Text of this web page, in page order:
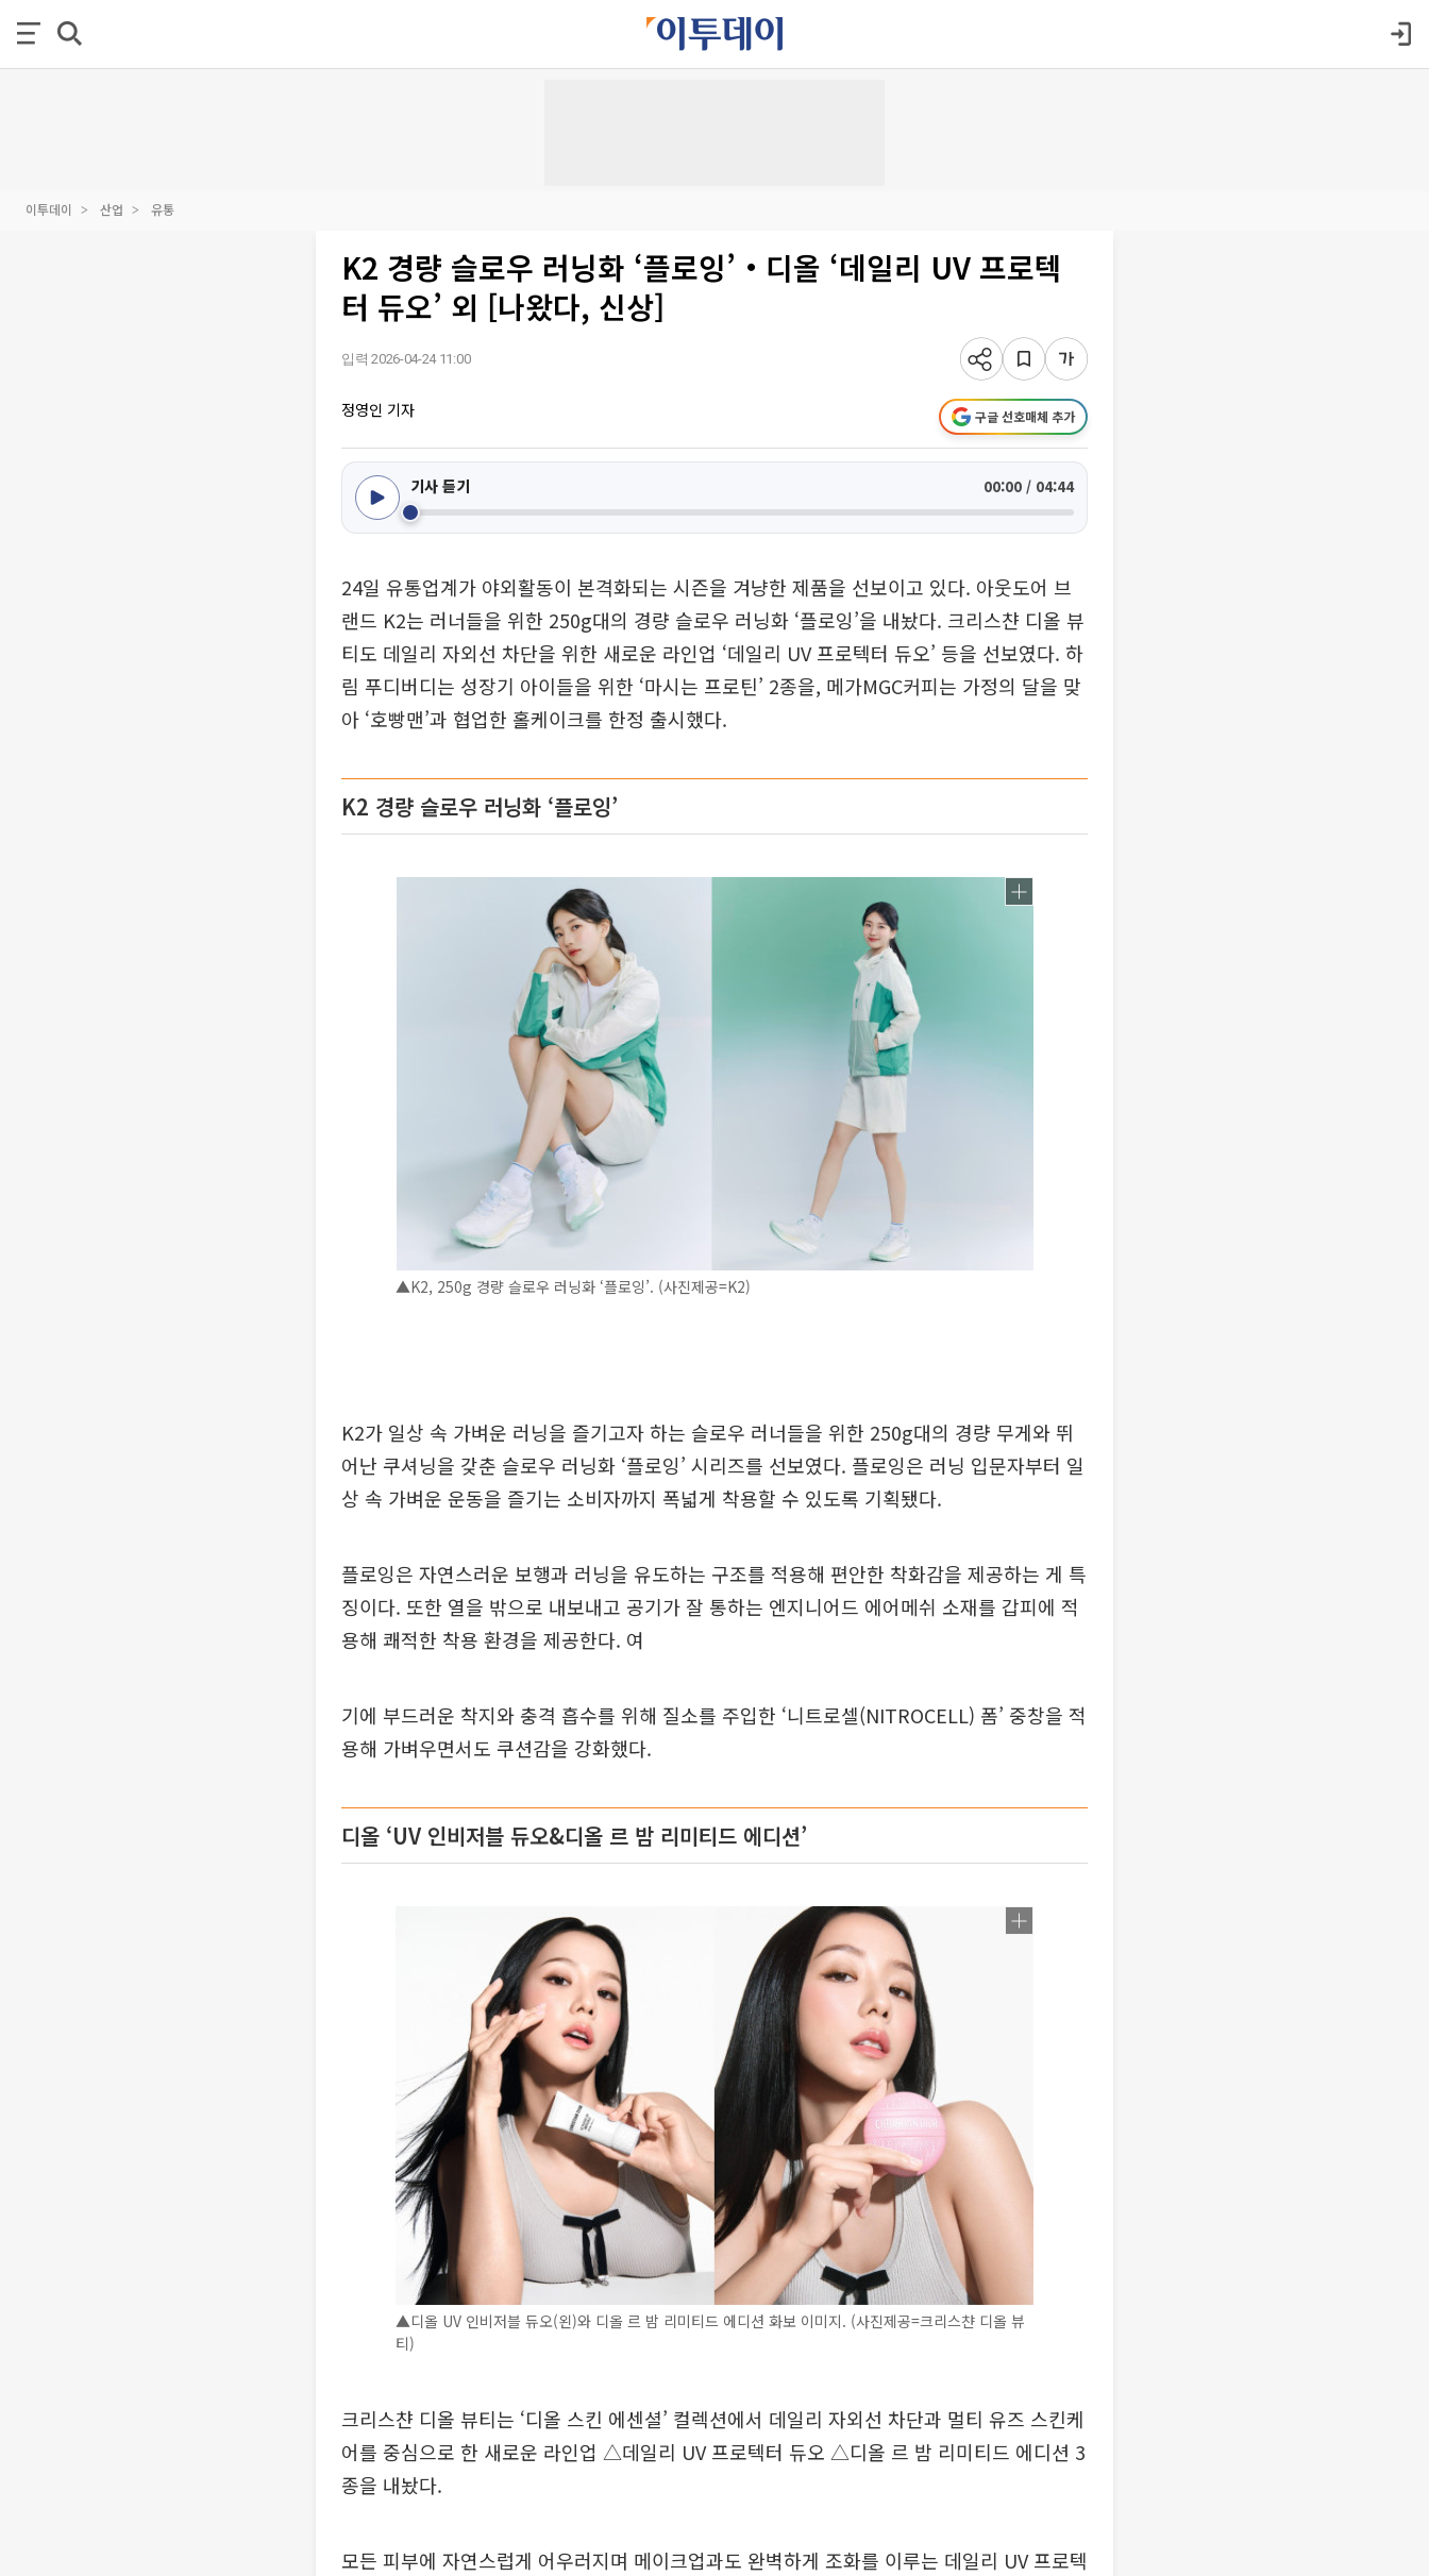
이투데이 산업 유통
K2 경량 슬로우 러닝화 ‘플로잉’‧디올 ‘데일리 UV 프로텍
터 듀오’ 외 [나왔다, 신상]
입력 2026-04-24 11:00
정영인 기자 구글 선호매체 추가
기사 듣기 00:00 / 04:44
24일 유통업계가 야외활동이 본격화되는 시즌을 겨냥한 제품을 선보이고 있다. 아웃도어 브
랜드 K2는 러너들을 위한 250g대의 경량 슬로우 러닝화 ‘플로잉’을 내놨다. 크리스챤 디올 뷰
티도 데일리 자외선 차단을 위한 새로운 라인업 ‘데일리 UV 프로텍터 듀오’ 등을 선보였다. 하
림 푸디버디는 성장기 아이들을 위한 ‘마시는 프로틴’ 2종을, 메가MGC커피는 가정의 달을 맞
아 ‘호빵맨’과 협업한 홀케이크를 한정 출시했다.
K2 경량 슬로우 러닝화 ‘플로잉’
▲K2, 250g 경량 슬로우 러닝화 ‘플로잉’. (사진제공=K2)
K2가 일상 속 가벼운 러닝을 즐기고자 하는 슬로우 러너들을 위한 250g대의 경량 무게와 뛰
어난 쿠셔닝을 갖춘 슬로우 러닝화 ‘플로잉’ 시리즈를 선보였다. 플로잉은 러닝 입문자부터 일
상 속 가벼운 운동을 즐기는 소비자까지 폭넓게 착용할 수 있도록 기획됐다.
플로잉은 자연스러운 보행과 러닝을 유도하는 구조를 적용해 편안한 착화감을 제공하는 게 특
징이다. 또한 열을 밖으로 내보내고 공기가 잘 통하는 엔지니어드 에어메쉬 소재를 갑피에 적
용해 쾌적한 착용 환경을 제공한다. 여
기에 부드러운 착지와 충격 흡수를 위해 질소를 주입한 ‘니트로셀(NITROCELL) 폼’ 중창을 적
용해 가벼우면서도 쿠션감을 강화했다.
디올 ‘UV 인비저블 듀오&디올 르 밤 리미티드 에디션’
▲디올 UV 인비저블 듀오(왼)와 디올 르 밤 리미티드 에디션 화보 이미지. (사진제공=크리스챤 디올 뷰
티)
크리스챤 디올 뷰티는 ‘디올 스킨 에센셜’ 컬렉션에서 데일리 자외선 차단과 멀티 유즈 스킨케
어를 중심으로 한 새로운 라인업 △데일리 UV 프로텍터 듀오 △디올 르 밤 리미티드 에디션 3
종을 내놨다.
모든 피부에 자연스럽게 어우러지며 메이크업과도 완벽하게 조화를 이루는 데일리 UV 프로텍